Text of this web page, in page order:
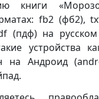
книги
fb2 (фб2),
(пдф) на
устройства
на Андроид